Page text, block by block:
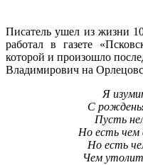
Писатель ушел из жизни
работал в газете
которой и произошло
Владимирович на
Я
С
Пусть
Но есть
Но есть
Чем